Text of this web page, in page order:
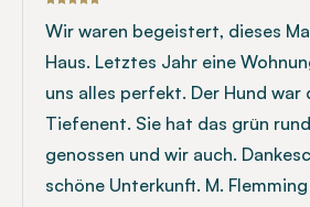
Wir waren begeistert, dieses
Haus. Letztes Jahr eine
uns alles perfekt. Der Hund war
Tiefenent. Sie hat das grün
genossen und wir auch.
schöne Unterkunft. M. Flemming